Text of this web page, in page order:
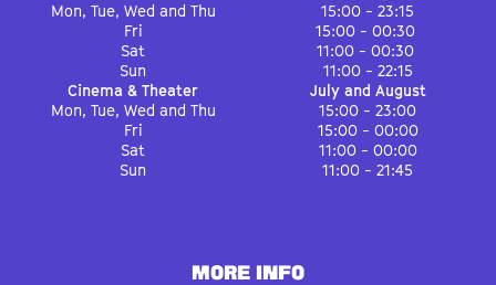
Mon, Tue, Wed and Thu
15:00 - 23:15
Fri
15:00 - 00:30
Sat
11:00 - 00:30
Sun
11:00 - 22:15
Cinema & Theater
July and August
Mon, Tue, Wed and Thu
15:00 - 23:00
Fri
15:00 - 00:00
Sat
11:00 - 00:00
Sun
11:00 - 21:45
MORE INFO